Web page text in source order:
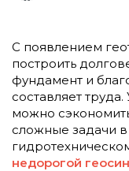
С появлением
построить
фундамент и
составляет
можно
сложные задачи
недорогой